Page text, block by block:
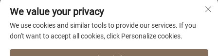
フロアスタンド式水栓
キッチン水栓
会社概要
We value your privacy
We use cookies and similar tools to provide our services. If you
don't want to accept all cookies, click Personalize cookies.